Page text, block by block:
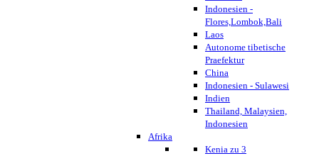
Indonesien -
Flores,Lombok,Bali
Laos
Autonome tibetische
Praefektur
China
Indonesien - Sulawesi
Indien
Thailand, Malaysien,
Indonesien
Afrika
Kenia zu 3